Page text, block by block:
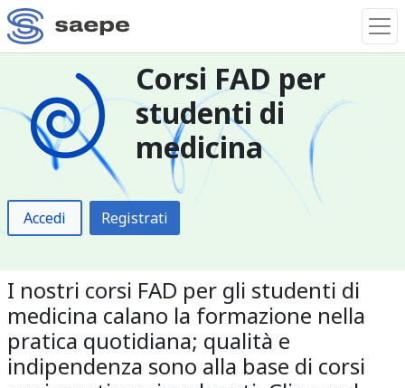
Corsi FAD per
studenti di
medicina
Accedi Registrati
I nostri corsi FAD per gli studenti di
medicina calano la formazione nella
pratica quotidiana; qualità e
indipendenza sono alla base di corsi